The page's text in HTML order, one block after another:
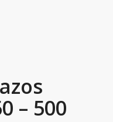
– 500